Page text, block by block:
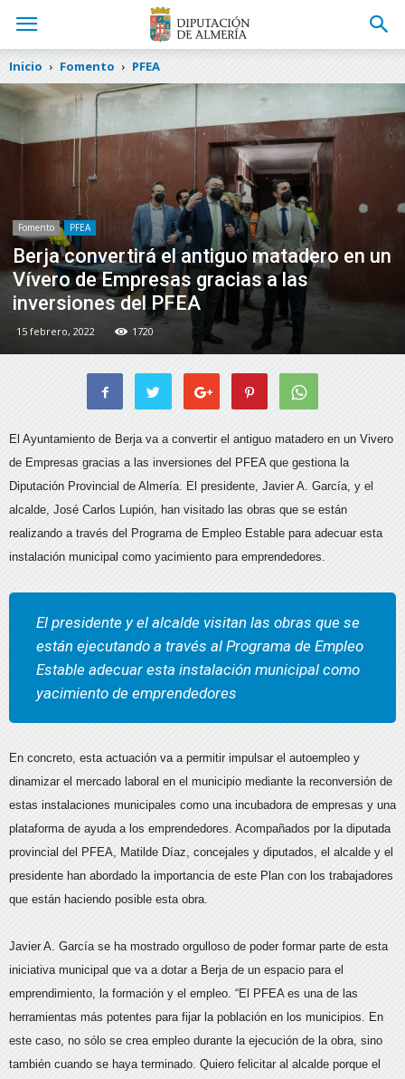
Inicio Fomento PFEA
Fomento PFEA
Berja convertirá el antiguo matadero en un
Vívero de Empresas gracias a las
inversiones del PFEA
15 febrero, 2022 1720
El Ayuntamiento de Berja va a convertir el antiguo matadero en un Vivero
de Empresas gracias a las inversiones del PFEA que gestiona la
Diputación Provincial de Almería. El presidente, Javier A. García, y el
alcalde, José Carlos Lupión, han visitado las obras que se están
realizando a través del Programa de Empleo Estable para adecuar esta
instalación municipal como yacimiento para emprendedores.
El presidente y el alcalde visitan las obras que se
están ejecutando a través al Programa de Empleo
Estable adecuar esta instalación municipal como
yacimiento de emprendedores
En concreto, esta actuación va a permitir impulsar el autoempleo y
dinamizar el mercado laboral en el municipio mediante la reconversión de
estas instalaciones municipales como una incubadora de empresas y una
plataforma de ayuda a los emprendedores. Acompañados por la diputada
provincial del PFEA, Matilde Díaz, concejales y diputados, el alcalde y el
presidente han abordado la importancia de este Plan con los trabajadores
que están haciendo posible esta obra.
Javier A. García se ha mostrado orgulloso de poder formar parte de esta
iniciativa municipal que va a dotar a Berja de un espacio para el
emprendimiento, la formación y el empleo. “El PFEA es una de las
herramientas más potentes para fijar la población en los municipios. En
este caso, no sólo se crea empleo durante la ejecución de la obra, sino
también cuando se haya terminado. Quiero felicitar al alcalde porque el